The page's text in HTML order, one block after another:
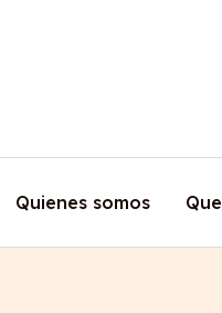
Quienes somos